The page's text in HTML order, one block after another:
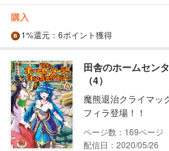
購入
1%還元 ：6ポイント獲得
田舎のホームセン
（4）
魔熊退治クライマ
フィラ登場！！
169
配信日：2020/05/26